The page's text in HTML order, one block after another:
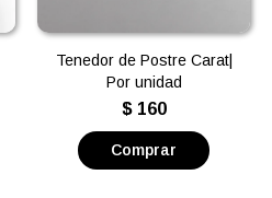
Tenedor de Postre Carat|
Por unidad
$ 160